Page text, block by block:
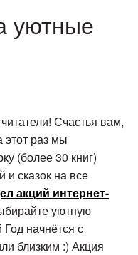
уютные
Счастья вам,
раз мы
(более 30 книг)
и сказок на все
акций интернет-
уютную
начнётся с
близким :) Акция